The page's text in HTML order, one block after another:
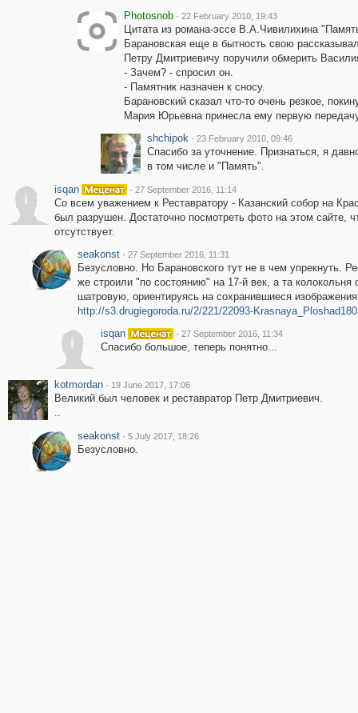
Photosnob · 22 February 2010, 19:43
Цитата из романа-эссе В.А.Чивилихина
Барановская еще в бытность свою
Петру Дмитриевичу поручили обмерить
- Зачем? - спросил он.
- Памятник назначен к сносу.
Барановский сказал что-то очень резкое,
Мария Юрьевна принесла ему первую
shchipok · 23 February 2010, 09:46
Спасибо за уточнение. Признаться, я
в том числе и "Память".
i
isqan · 27 September 2016, 11:14
Со всем уважением к Реставратору - Казанский собор на
был разрушен. Достаточно посмотреть фото на этом сайте,
отсутствует.
seakonst · 27 September 2016, 11:31
Безусловно. Но Барановского тут не в чем упрекнуть.
же строили "по состоянию" на 17-й век, а та
шатровую, ориентируясь на сохранившиеся
http://s3.drugiegoroda.ru/2/221/22093-
i
isqan · 27 September 2016, 11:34
Спасибо большое, теперь понятно...
kotmordan · 19 June 2017, 17:06
Великий был человек и реставратор Петр Дмитриевич.
..
seakonst · 5 July 2017, 18:26
Безусловно.